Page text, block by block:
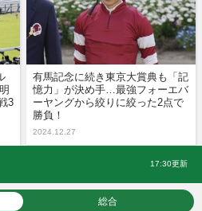
3
有馬記念に続き東京大賞典も「記
憶力」が決め手…最強フォーエバ
ーヤングから絞りに絞った2点で
勝負！
2024.12.27
17:30更新
総合